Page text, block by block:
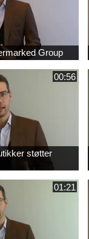
Group
00:56
støtter
01:21